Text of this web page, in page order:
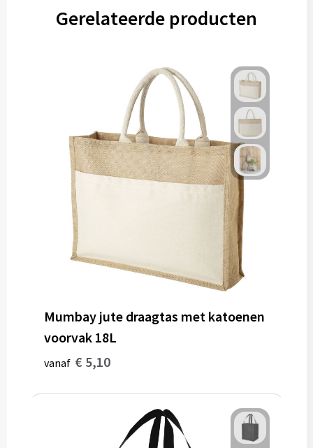
Gereedschap
Verpakkingen
Pashouders
Gerelateerde producten
Mumbay jute draagtas met katoenen
voorvak 18L
vanaf € 5,10